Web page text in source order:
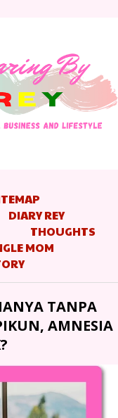
DIARY REY
THOUGHTS
MOM
TANPA
AMNESIA